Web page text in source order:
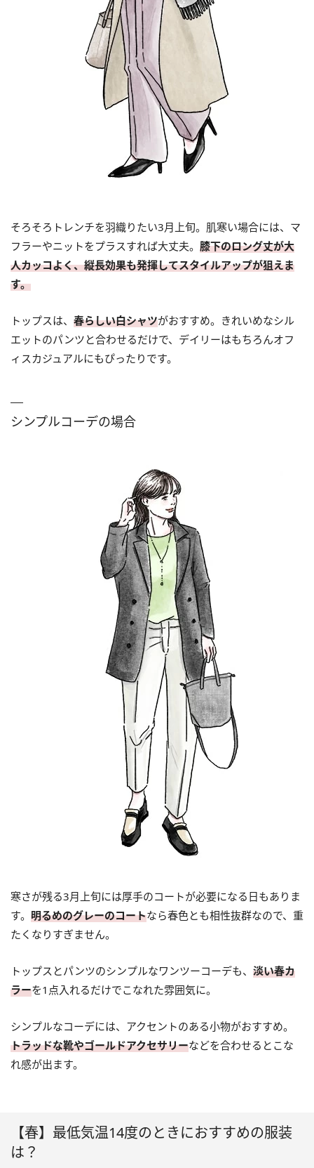
そろそろトレンチを羽織りたい3月上旬。肌寒い場合には、マ
フラーやニットをプラスすれば大丈夫。 膝下のロング丈が大
人カッコよく、縦長効果も発揮してスタイルアップが狙えま
す。
トップスは、 春らしい白シャツがおすすめ。きれいめなシル
エットのパンツと合わせるだけで、デイリーはもちろんオフ
ィスカジュアルにもぴったりです。
シンプルコーデの場合
寒さが残る3月上旬には厚手のコートが必要になる日もありま
す。 明るめのグレーのコートなら春色とも相性抜群なので、重
たくなりすぎません。
トップスとパンツのシンプルなワンツーコーデも、 淡い春カ
ラーを1点入れるだけでこなれた雰囲気に。
シンプルなコーデには、アクセントのある小物がおすすめ。
トラッドな靴やゴールドアクセサリーなどを合わせるとこな
れ感が出ます。
【春】最低気温14度のときにおすすめの服装
は？